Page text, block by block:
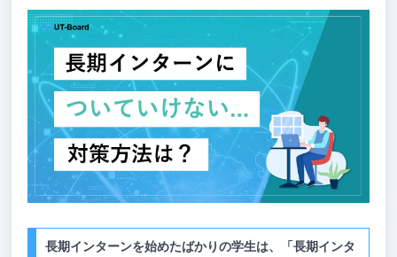
長期インターンを始めたばかりの学生は、「長期インタ